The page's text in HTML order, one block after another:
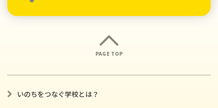
PAGE TOP
いのちをつなぐ学校とは？